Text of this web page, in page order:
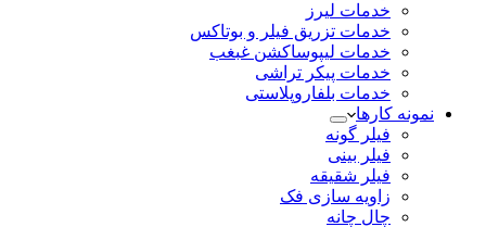
خدمات لیرز
خدمات تزریق فیلر و بوتاکس
خدمات لیپوساکشن غبغب
خدمات پیکر تراشی
خدمات بلفاروپلاستی
نمونه کارها
فیلر گونه
فیلر بینی
فیلر شقیقه
زاویه سازی فک
چال چانه